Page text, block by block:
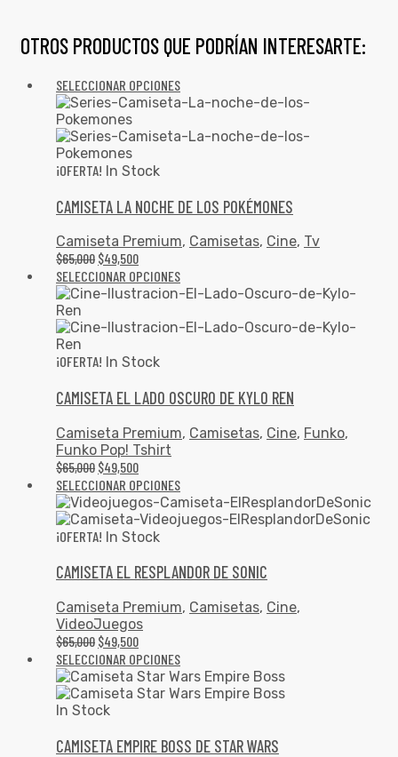
OTROS PRODUCTOS QUE PODRÍAN INTERESARTE:
SELECCIONAR OPCIONES
¡OFERTA! In Stock
CAMISETA LA NOCHE DE LOS POKÉMONES
Camiseta Premium, Camisetas, Cine, Tv
$65,000 $49,500
SELECCIONAR OPCIONES
¡OFERTA! In Stock
CAMISETA EL LADO OSCURO DE KYLO REN
Camiseta Premium, Camisetas, Cine, Funko,
Funko Pop! Tshirt
$65,000 $49,500
SELECCIONAR OPCIONES
¡OFERTA! In Stock
CAMISETA EL RESPLANDOR DE SONIC
Camiseta Premium, Camisetas, Cine,
VideoJuegos
$65,000 $49,500
SELECCIONAR OPCIONES
In Stock
CAMISETA EMPIRE BOSS DE STAR WARS